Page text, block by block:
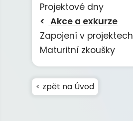
Projektové dny
Akce a exkurze
Zapojení v projektech
Maturitní zkoušky
< zpět na Úvod